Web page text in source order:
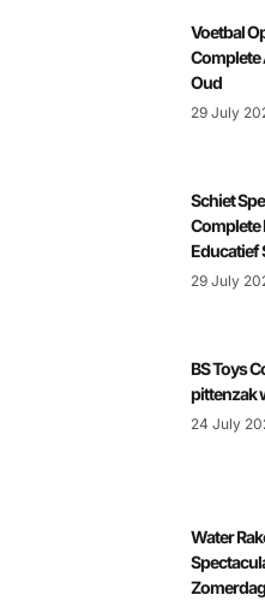
Voetbal
Complete
Oud
29 July
Schiet
Complete
Educatief
29 July
BS Toys
pittenzak
24 July
Water